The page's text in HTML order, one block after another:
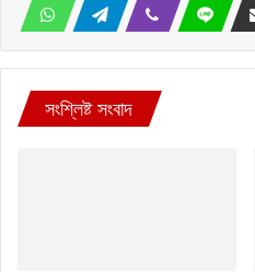
সংশ্লিষ্ট সংবাদ